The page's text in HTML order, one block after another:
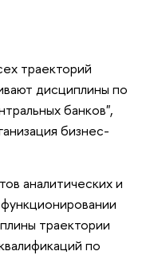
траекторий
дисциплины по
банков",
бизнес-
аналитических и
траектории
по